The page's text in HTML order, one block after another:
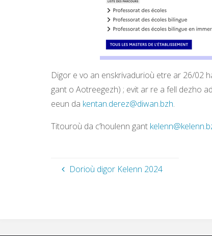
Digor e vo an enskrivadurioù etre ar 26/02
gant o Aotreegezh) ; evit ar re a fell dezho
eeun da kentan.derez@diwan.bzh.
Titouroù da c’houlenn gant
Dorioù digor Kelenn 2024